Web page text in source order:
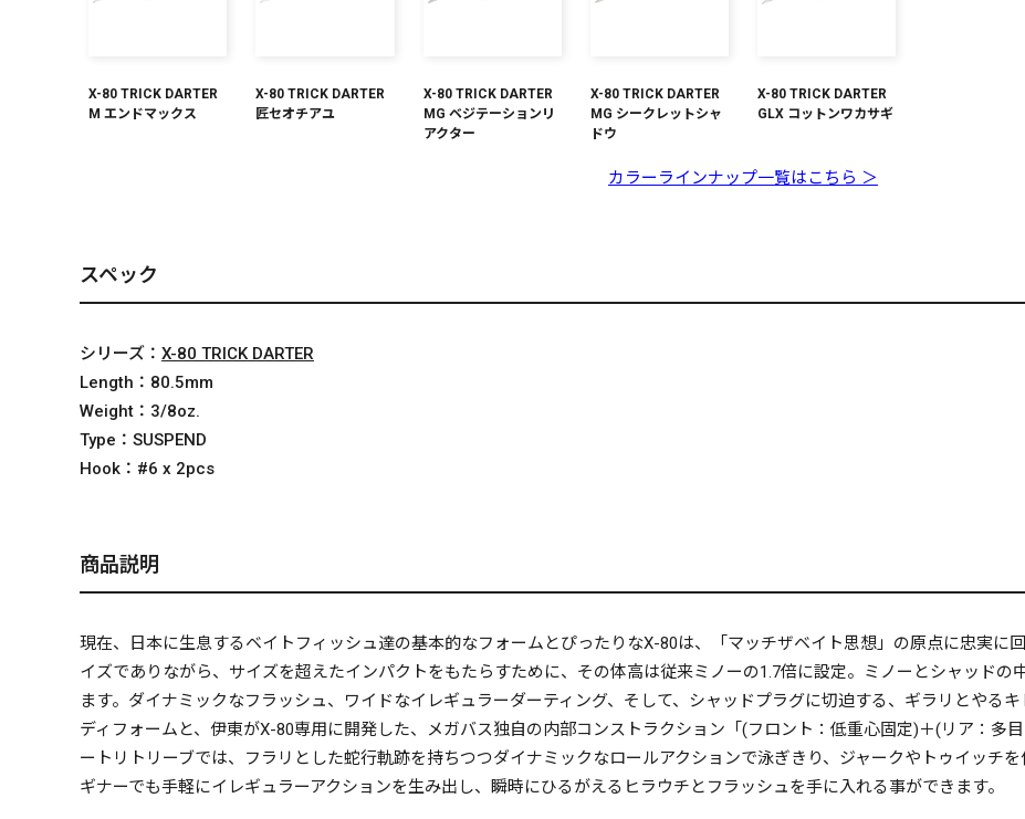
X-80 TRICK DARTER
M エンドマックス
X-80 TRICK DARTER
匠セオチアユ
X-80 TRICK DARTER
MG ベジテーションリ
アクター
X-80 TRICK DARTER
MG シークレットシャ
ドウ
X-80 TRICK DARTER
GLX コットンワカサギ
カラーラインナップ一覧はこちら ＞
スペック
シリーズ： X-80 TRICK DARTER
Length： 80.5mm
Weight： 3/8oz.
Type： SUSPEND
Hook： #6 x 2pcs
商品説明
現在、日本に生息するベイトフィッシュ達の基本的なフォームとぴったりなX-80は、「マッチザベイト思想」の原点に忠実に
イズでありながら、サイズを超えたインパクトをもたらすために、その体高は従来ミノーの1.7倍に設定。ミノーとシャッドの
ます。ダイナミックなフラッシュ、ワイドなイレギュラーダーティング、そして、シャッドプラグに切迫する、ギラリとやる
ディフォームと、伊東がX-80専用に開発した、メガバス独自の内部コンストラクション「(フロント：低重心固定)＋(リア：多
ートリトリーブでは、フラリとした蛇行軌跡を持ちつつダイナミックなロールアクションで泳ぎきり、ジャークやトゥイッチ
ギナーでも手軽にイレギュラーアクションを生み出し、瞬時にひるがえるヒラウチとフラッシュを手に入れる事ができます。